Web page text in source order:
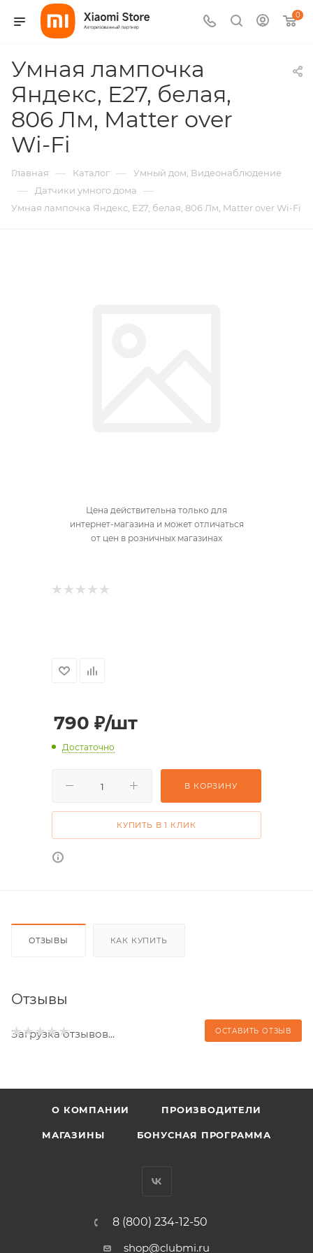
0
Умная лампочка
Яндекс, Е27, белая,
806 Лм, Matter over
Wi-Fi
Главная — Каталог — Умный дом, Видеонаблюдение
— Датчики умного дома —
Умная лампочка Яндекс, Е27, белая, 806 Лм, Matter over Wi-Fi
Цена действительна только для
интернет-магазина и может отличаться
от цен в розничных магазинах
790 ₽/шт
Достаточно
В КОРЗИНУ
КУПИТЬ В 1 КЛИК
ОТЗЫВЫ КАК КУПИТЬ
Отзывы
ОСТАВИТЬ ОТЗЫВ
Загрузка отзывов...
О КОМПАНИИ ПРОИЗВОДИТЕЛИ
МАГАЗИНЫ БОНУСНАЯ ПРОГРАММА
8 (800) 234-12-50
shop@clubmi.ru